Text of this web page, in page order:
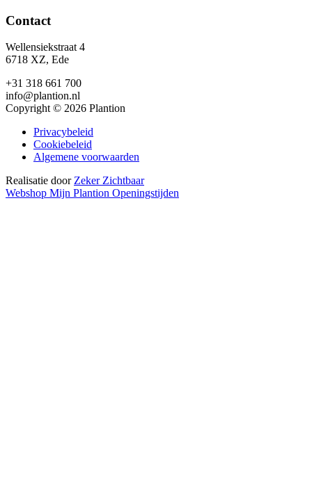
Contact
Wellensiekstraat 4
6718 XZ, Ede
+31 318 661 700
info@plantion.nl
Copyright © 2026 Plantion
Privacybeleid
Cookiebeleid
Algemene voorwaarden
Realisatie door Zeker Zichtbaar
Webshop Mijn Plantion Openingstijden